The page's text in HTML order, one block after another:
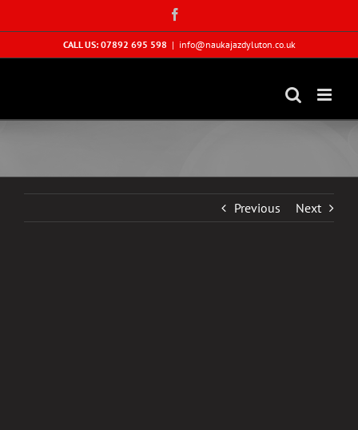
CALL US: 07892 695 598 | info@naukajazdyluton.co.uk
Previous Next